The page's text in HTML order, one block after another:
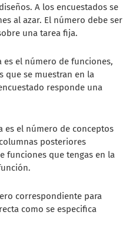
A los encuestados se
al azar. El número debe ser
una tarea fija.
es el número de funciones,
que se muestran en la
responde una
es el número de conceptos
posteriores
funciones que tengas en la
correspondiente para
como se especifica